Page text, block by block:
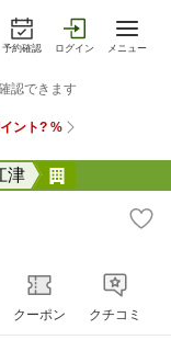
予約確認 ログイン メニュー
津
クーポン クチコミ